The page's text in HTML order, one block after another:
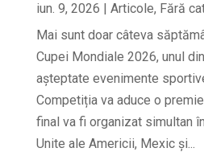
iun. 9, 2026 | Articole, Fără
Mai sunt doar câteva
Cupei Mondiale 2026, unul
așteptate evenimente
Competiția va aduce o
final va fi organizat simultan
Unite ale Americii, Mexic și...